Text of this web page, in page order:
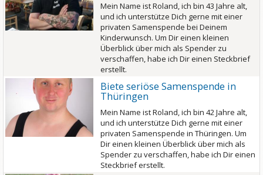
Mein Name ist Roland, ich bin 43 Jahre alt,
und ich unterstütze Dich gerne mit einer
privaten Samenspende bei Deinem
Kinderwunsch. Um Dir einen kleinen
Überblick über mich als Spender zu
verschaffen, habe ich Dir einen Steckbrief
erstellt.
Biete seriöse Samenspende in
Thüringen
Mein Name ist Roland, ich bin 42 Jahre alt,
und ich unterstütze Dich gerne mit einer
privaten Samenspende in Thüringen. Um
Dir einen kleinen Überblick über mich als
Spender zu verschaffen, habe ich Dir einen
Steckbrief erstellt.